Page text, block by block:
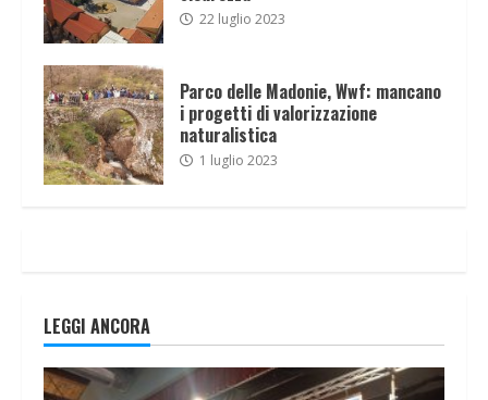
22 luglio 2023
Parco delle Madonie, Wwf: mancano
i progetti di valorizzazione
naturalistica
1 luglio 2023
LEGGI ANCORA